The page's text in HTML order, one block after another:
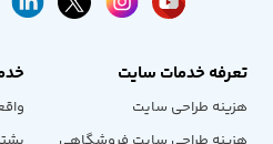
تعرفه خدمات سایت
هزینه طراحی سایت